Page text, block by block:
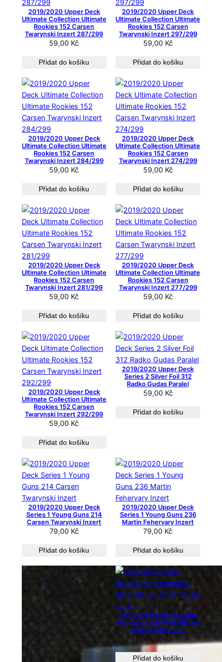
š
í
c
2019/2020 Upper Deck
Ultimate Collection Ultimate
Rookies 152 Carsen
Twarynski Inzert 287/299
59,00 Kč
Přidat do košíku
2019/2020 Upper Deck
Ultimate Collection Ultimate
Rookies 152 Carsen
Twarynski Inzert 297/299
59,00 Kč
Přidat do košíku
2019/2020 Upper Deck
Ultimate Collection Ultimate
Rookies 152 Carsen
Twarynski Inzert 284/299
59,00 Kč
Přidat do košíku
2019/2020 Upper Deck
Ultimate Collection Ultimate
Rookies 152 Carsen
Twarynski Inzert 274/299
59,00 Kč
Přidat do košíku
2019/2020 Upper Deck
Ultimate Collection Ultimate
Rookies 152 Carsen
Twarynski Inzert 281/299
59,00 Kč
Přidat do košíku
2019/2020 Upper Deck
Ultimate Collection Ultimate
Rookies 152 Carsen
Twarynski Inzert 277/299
59,00 Kč
Přidat do košíku
2019/2020 Upper Deck
Ultimate Collection Ultimate
Rookies 152 Carsen
Twarynski Inzert 292/299
59,00 Kč
Přidat do košíku
2019/2020 Upper Deck
Series 2 Silver Foil 312
Radko Gudas Paralel
59,00 Kč
Přidat do košíku
2019/2020 Upper Deck
Series 1 Young Guns 214
Carsen Twarynski Inzert
79,00 Kč
Přidat do košíku
2019/2020 Upper Deck
Series 1 Young Guns 236
Martin Fehervary Inzert
79,00 Kč
Přidat do košíku
2019/2020 Moje Kartičky
Reprezentace Silver 55 Jan
Kolář Paralel /550
49,00 Kč
Přidat do košíku